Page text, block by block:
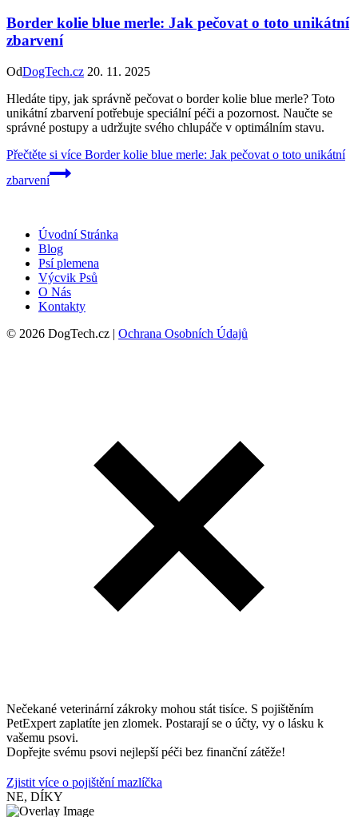
Border kolie blue merle: Jak pečovat o toto unikátní
zbarvení
OdDogTech.cz 20. 11. 2025
Hledáte tipy, jak správně pečovat o border kolie blue merle? Toto
unikátní zbarvení potřebuje speciální péči a pozornost. Naučte se
správné postupy a udržujte svého chlupáče v optimálním stavu.
Přečtěte si více Border kolie blue merle: Jak pečovat o toto unikátní
zbarvení
Úvodní Stránka
Blog
Psí plemena
Výcvik Psů
O Nás
Kontakty
© 2026 DogTech.cz | Ochrana Osobních Údajů
Nečekané veterinární zákroky mohou stát tisíce. S pojištěním
PetExpert zaplatíte jen zlomek. Postarají se o účty, vy o lásku k
vašemu psovi.
Dopřejte svému psovi nejlepší péči bez finanční zátěže!
Zjistit více o pojištění mazlíčka
NE, DÍKY